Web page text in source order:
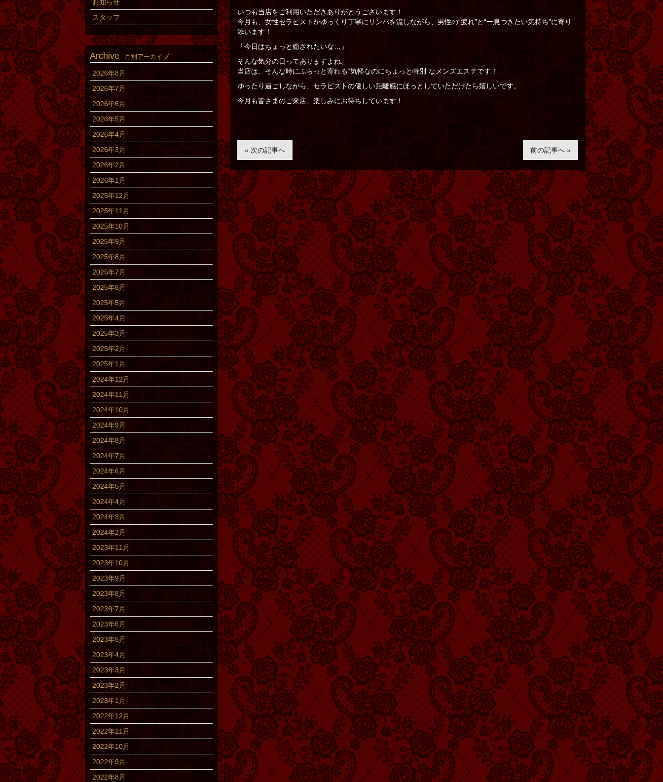
いつも当店をご利用いただきありがとうございます！
今月も、女性セラピストがゆっくり丁寧にリンパを流しながら、男性の“疲れ”と“一息つきたい気持ち”に寄り
添います！
「今日はちょっと癒されたいな…」
そんな気分の日ってありますよね。
当店は、そんな時にふらっと寄れる“気軽なのにちょっと特別”なメンズエステです！
ゆったり過ごしながら、セラピストの優しい距離感にほっとしていただけたら嬉しいです。
今月も皆さまのご来店、楽しみにお待ちしています！
« 次の記事へ 前の記事へ »
お知らせ
スタッフ
Archive 月別アーカイブ
2026年8月
2026年7月
2026年6月
2026年5月
2026年4月
2026年3月
2026年2月
2026年1月
2025年12月
2025年11月
2025年10月
2025年9月
2025年8月
2025年7月
2025年6月
2025年5月
2025年4月
2025年3月
2025年2月
2025年1月
2024年12月
2024年11月
2024年10月
2024年9月
2024年8月
2024年7月
2024年6月
2024年5月
2024年4月
2024年3月
2024年2月
2023年11月
2023年10月
2023年9月
2023年8月
2023年7月
2023年6月
2023年5月
2023年4月
2023年3月
2023年2月
2023年1月
2022年12月
2022年11月
2022年10月
2022年9月
2022年8月